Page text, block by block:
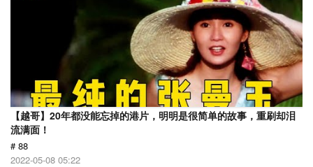
【越哥】20年都没能忘掉的港片，明明是很简单的故事，重刷却泪
流满面！
# 88
2022-05-08 05:22